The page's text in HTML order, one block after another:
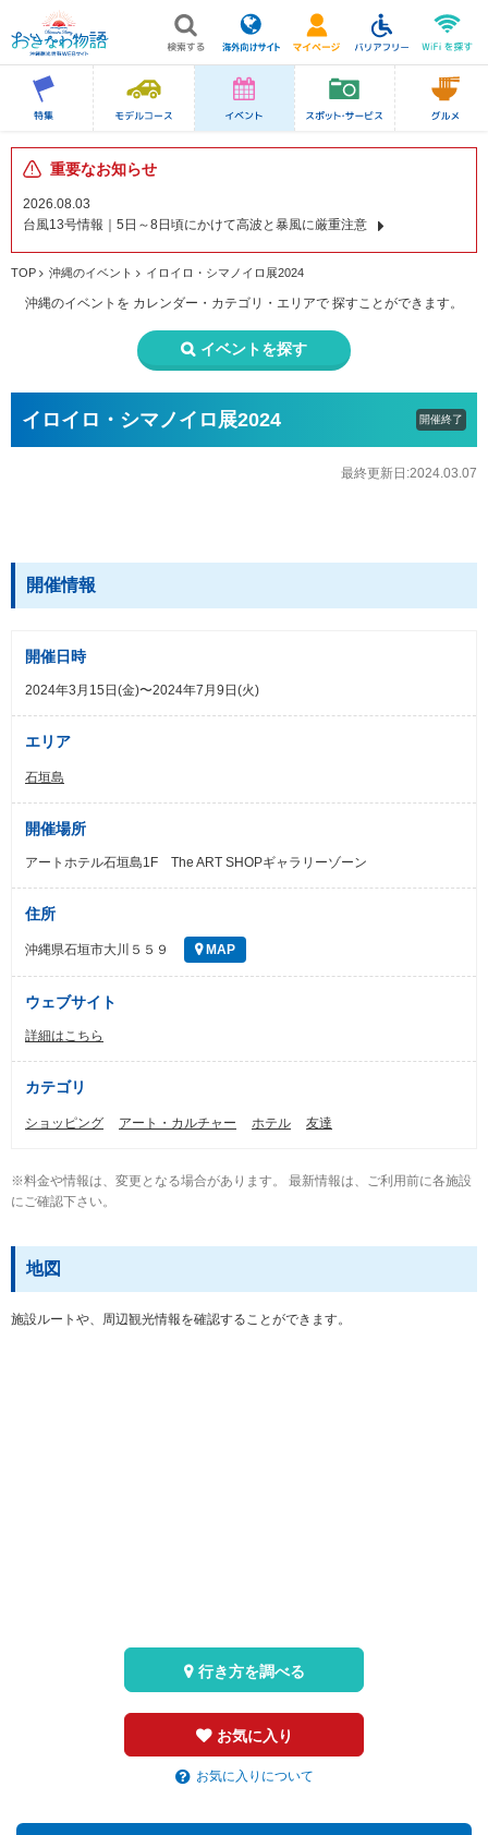
重要なお知らせ
2026.08.03
台風13号情報｜5日～8日頃にかけて高波と暴風に厳重注意
TOP 沖縄のイベント イロイロ・シマノイロ展2024
沖縄のイベントを カレンダー・カテゴリ・エリアで 探すことができます。
イベントを探す
イロイロ・シマノイロ展2024 開催終了
最終更新日:2024.03.07
開催情報
開催日時
2024年3月15日(金)〜2024年7月9日(火)
エリア
石垣島
開催場所
アートホテル石垣島1F The ART SHOPギャラリーゾーン
住所
沖縄県石垣市大川５５９ MAP
ウェブサイト
詳細はこちら
カテゴリ
ショッピング アート・カルチャー ホテル 友達
※料金や情報は、変更となる場合があります。 最新情報は、ご利用前に各施設
にご確認下さい。
地図
施設ルートや、周辺観光情報を確認することができます。
お気に入り
お気に入りについて
行き方を調べる